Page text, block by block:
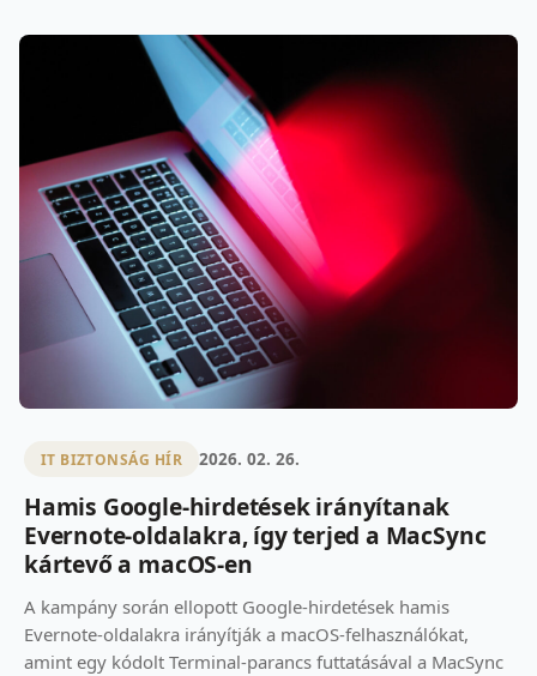
IT BIZTONSÁG HÍR 2026. 02. 26.
Hamis Google-hirdetések irányítanak
Evernote-oldalakra, így terjed a MacSync
kártevő a macOS-en
A kampány során ellopott Google-hirdetések hamis
Evernote-oldalakra irányítják a macOS-felhasználókat,
amint egy kódolt Terminal-parancs futtatásával a MacSync